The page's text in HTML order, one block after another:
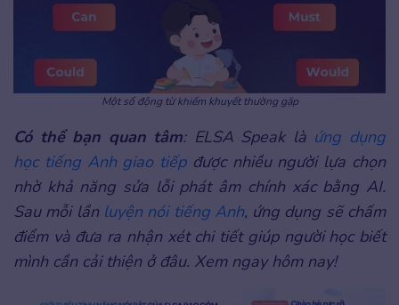
Một số động từ khiếm khuyết thường gặp
Có thể bạn quan tâm: ELSA Speak là ứng dụng
học tiếng Anh giao tiếpđược nhiều người lựa chọn
nhờ khả năng sửa lỗi phát âm chính xác bằng AI.
Sau mỗi lần luyện nói tiếng Anh, ứng dụng sẽ chấm
điểm và đưa ra nhận xét chi tiết giúp người học biết
mình cần cải thiện ở đâu. Xem ngay hôm nay!